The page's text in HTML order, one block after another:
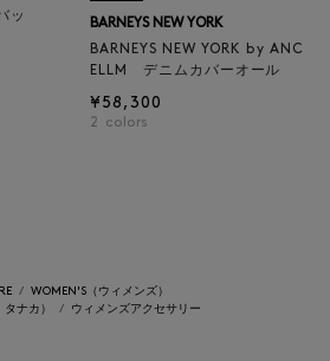
ッ
BARNEYS NEW YORK
BARNEYS NEW YORK by ANC
ELLM デニムカバーオール
¥58,300
2 colors
WOMEN'S（ウィメンズ）
ナカ）
ウィメンズアクセサリー